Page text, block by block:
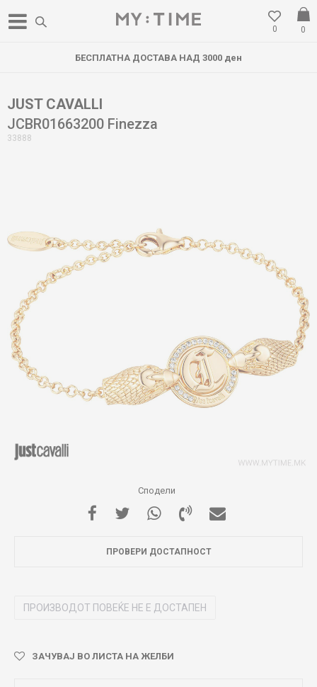
0
0
БЕСПЛАТНА ДОСТАВА НАД 3000 ден
JUST CAVALLI
JCBR01663200 Finezza
33888
Сподели
ПРОВЕРИ ДОСТАПНОСТ
ПРОИЗВОДОТ ПОВЕЌЕ НЕ Е ДОСТАПЕН
ЗАЧУВАЈ ВО ЛИСТА НА ЖЕЛБИ